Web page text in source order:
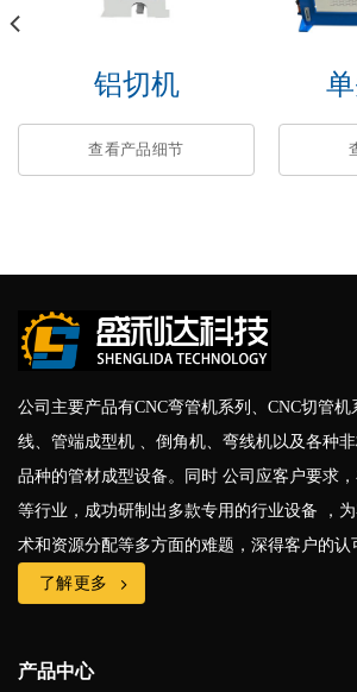
铝切机
查看产品细节
公司主要产品有CNC弯管机系列、CNC切管
线、管端成型机 、倒角机、弯线机以及各种
品种的管材成型设备。同时 公司应客户要求
等行业，成功研制出多款专用的行业设备 ，
术和资源分配等多方面的难题，深得客户的认
了解更多
产品中心